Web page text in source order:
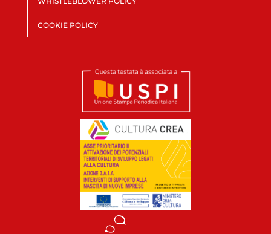
COOKIE POLICY